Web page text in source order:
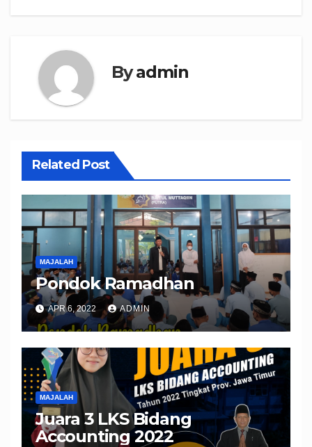
Byadmin
Related Post
MAJALAH
Pondok Ramadhan
APR 6, 2022 ADMIN
MAJALAH
Juara 3 LKS Bidang
Accounting 2022